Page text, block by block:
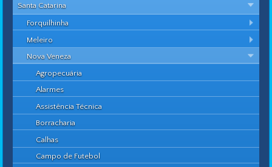
Santa Catarina
Forquilhinha
Meleiro
Nova Veneza
Agropecuária
Alarmes
Assistência Técnica
Borracharia
Calhas
Campo de Futebol